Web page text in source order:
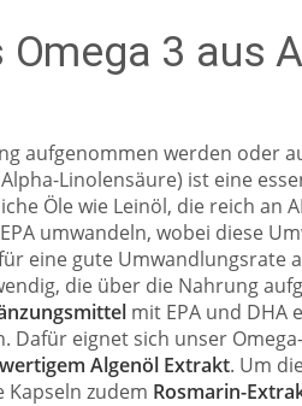
3 aus
aufgenommen werden oder
Linolensäure) ist eine
Öle wie Leinöl, die reich an
umwandeln, wobei diese
eine gute Umwandlungsrate
die über die Nahrung
mit EPA und DHA
eignet sich unser Omega-
Algenöl Extrakt. Um
zudem Rosmarin-